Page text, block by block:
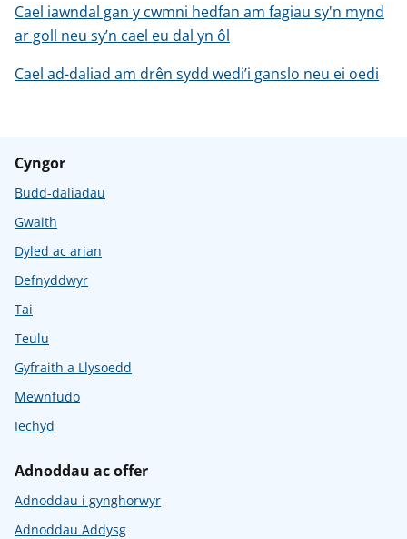
Cael iawndal gan y cwmni hedfan am fagiau sy'n mynd
ar goll neu sy’n cael eu dal yn ôl
Cael ad-daliad am drên sydd wedi’i ganslo neu ei oedi
Cyngor
Budd-daliadau
Gwaith
Dyled ac arian
Defnyddwyr
Tai
Teulu
Gyfraith a Llysoedd
Mewnfudo
Iechyd
Adnoddau ac offer
Adnoddau i gynghorwyr
Adnoddau Addysg